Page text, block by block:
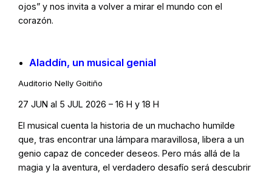
ojos” y nos invita a volver a mirar el mundo con el
corazón.
Aladdín, un musical genial
Auditorio Nelly Goitiño
27 JUN al 5 JUL 2026 – 16 H y 18 H
El musical cuenta la historia de un muchacho humilde
que, tras encontrar una lámpara maravillosa, libera a un
genio capaz de conceder deseos. Pero más allá de la
magia y la aventura, el verdadero desafío será descubrir